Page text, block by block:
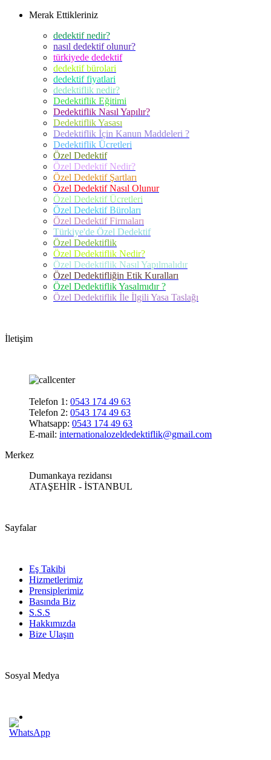
Merak Ettikleriniz
dedektif nedir?
nasıl dedektif olunur?
türkiyede dedektif
dedektif bürolari
dedektif fiyatlari
dedektiflik nedir?
Dedektiflik Eğitimi
Dedektiflik Nasıl Yapılır?
Dedektiflik Yasası
Dedektiflik İçin Kanun Maddeleri ?
Dedektiflik Ücretleri
Özel Dedektif
Özel Dedektif Nedir?
Özel Dedektif Şartları
Özel Dedektif Nasıl Olunur
Özel Dedektif Ücretleri
Özel Dedektif Büroları
Özel Dedektif Firmaları
Türkiye'de Özel Dedektif
Özel Dedektiflik
Özel Dedektiflik Nedir?
Özel Dedektiflik Nasıl Yapılmalıdır
Özel Dedektifliğin Etik Kuralları
Özel Dedektiflik Yasalmıdır ?
Özel Dedektiflik İle İlgili Yasa Taslağı
İletişim
Telefon 1: 0543 174 49 63
Telefon 2: 0543 174 49 63
Whatsapp: 0543 174 49 63
E-mail: internationalozeldedektiflik@gmail.com
Merkez
Dumankaya rezidansı
ATAŞEHİR - İSTANBUL
Sayfalar
Eş Takibi
Hizmetlerimiz
Prensiplerimiz
Basında Biz
S.S.S
Hakkımızda
Bize Ulaşın
Sosyal Medya